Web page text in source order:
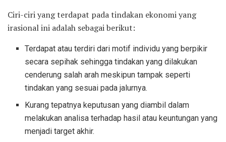
Ciri-ciri yang terdapat pada tindakan ekonomi yang
irasional ini adalah sebagai berikut:
Terdapat atau terdiri dari motif individu yang berpikir
secara sepihak sehingga tindakan yang dilakukan
cenderung salah arah meskipun tampak seperti
tindakan yang sesuai pada jalurnya.
Kurang tepatnya keputusan yang diambil dalam
melakukan analisa terhadap hasil atau keuntungan yang
menjadi target akhir.